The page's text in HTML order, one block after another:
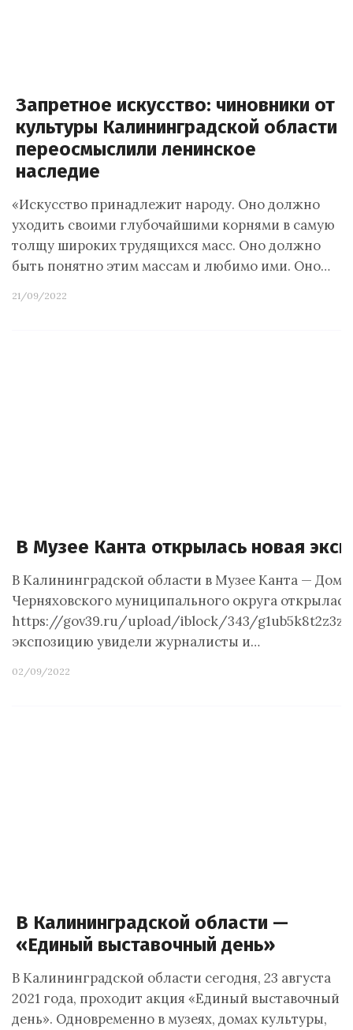
Запретное искусство: чиновники от
культуры Калининградской области
переосмыслили ленинское
наследие
«Искусство принадлежит народу. Оно должно
уходить своими глубочайшими корнями в самую
толщу широких трудящихся масс. Оно должно
быть понятно этим массам и любимо ими. Оно…
21/09/2022
В Музее Канта открылась новая
В Калининградской области в Музее Канта — Дом
Черняховского муниципального округа
https://gov39.ru/upload/iblock/343/
экспозицию увидели журналисты и…
02/09/2022
В Калининградской области —
«Единый выставочный день»
В Калининградской области сегодня, 23 августа
2021 года, проходит акция «Единый выставочный
день». Одновременно в музеях, домах культуры,